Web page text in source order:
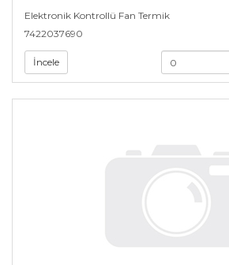
Elektronik Kontrollü Fan Termik
7422037690
İncele